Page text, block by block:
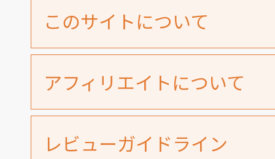
このサイトについて
アフィリエイトについて
レビューガイドライン